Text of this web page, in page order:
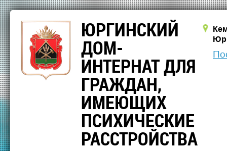
ЮРГИНСКИЙ
ДОМ-
ИНТЕРНАТ ДЛЯ
ГРАЖДАН,
ИМЕЮЩИХ
ПСИХИЧЕСКИЕ
РАССТРОЙСТВА